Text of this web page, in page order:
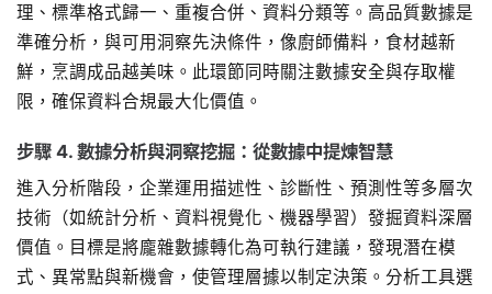
理、標準格式歸一、重複合併、資料分類等。高品質數據是
準確分析，與可用洞察先決條件，像廚師備料，食材越新
鮮，烹調成品越美味。此環節同時關注數據安全與存取權
限，確保資料合規最大化價值。
步驟 4. 數據分析與洞察挖掘：從數據中提煉智慧
進入分析階段，企業運用描述性、診斷性、預測性等多層次
技術（如統計分析、資料視覺化、機器學習）發掘資料深層
價值。目標是將龐雜數據轉化為可執行建議，發現潛在模
式、異常點與新機會，使管理層據以制定決策。分析工具選